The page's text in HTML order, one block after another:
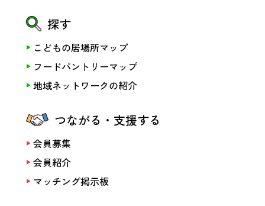
探す
こどもの居場所マップ
フードパントリーマップ
地域ネットワークの紹介
つながる・支援する
会員募集
会員紹介
マッチング掲示板